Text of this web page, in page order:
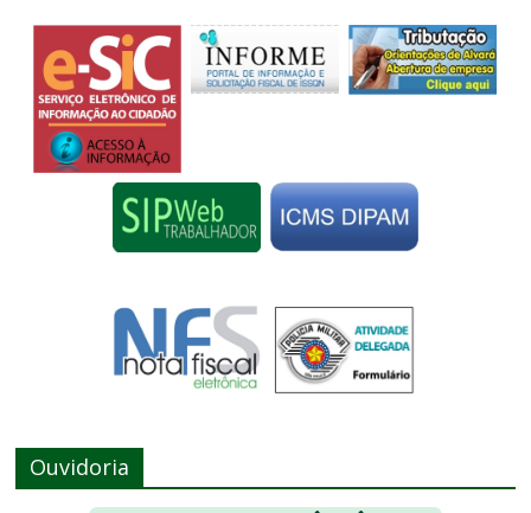
Ouvidoria